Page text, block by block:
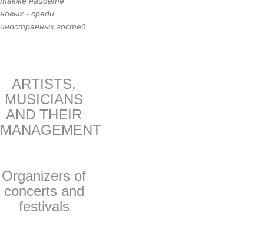
новых - среди
иностранных гостей
ARTISTS,
MUSICIANS
AND THEIR
MANAGEMENT
Organizers of
concerts and
festivals